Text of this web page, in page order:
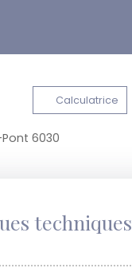
Calculatrice
6030
techniques